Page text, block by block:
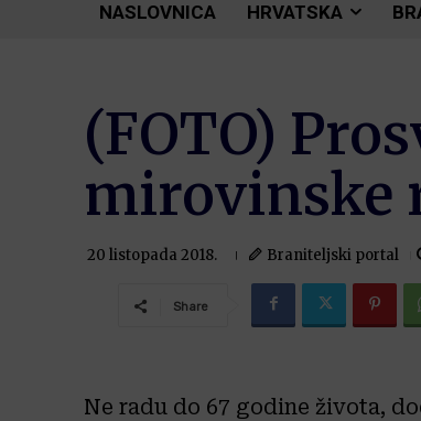
NASLOVNICA HRVATSKA
(FOTO)
mirovinske
20 listopada 2018. Braniteljski portal
Share
Ne radu do 67 godine života,